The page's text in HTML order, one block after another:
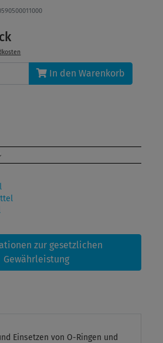
In den Warenkorb
zur gesetzlichen
Gewährleistung
Einsetzen von O-Ringen und